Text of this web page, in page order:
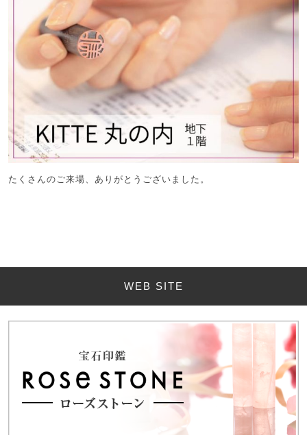
たくさんのご来場、ありがとうございました。
WEB SITE